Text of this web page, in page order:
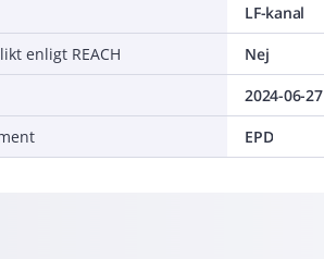
LF-kanal
enligt REACH
Nej
2024-06-27
EPD